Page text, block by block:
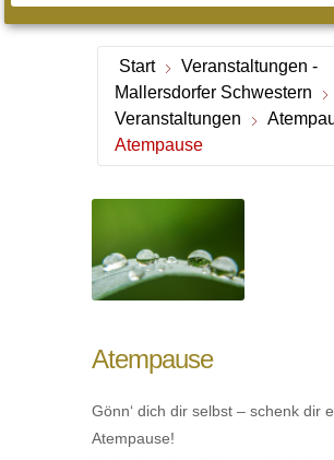
Start
Veranstaltungen -
Mallersdorfer Schwestern
Veranstaltungen
Atempause
Atempause
Gönn‘ dich dir selbst – schenk dir
Atempause!